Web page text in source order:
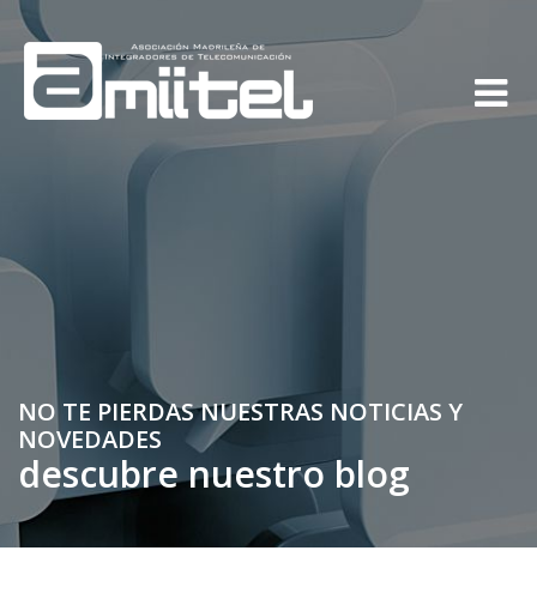
NO TE PIERDAS NUESTRAS NOTICIAS Y
NOVEDADES
descubre nuestro blog